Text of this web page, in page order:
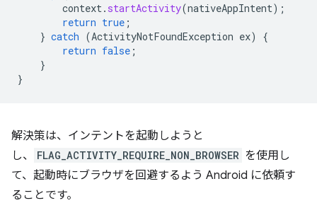
context. startActivity(nativeAppIntent);
return true ;
} catch (ActivityNotFoundException ex)
{
return false ;
}
}
解決策は、インテントを起動しようと
し、
FLAG_ACTIVITY_REQUIRE_NON_BROWSER を使用し
て、起動時にブラウザを回避するよう Android に依頼す
ることです。